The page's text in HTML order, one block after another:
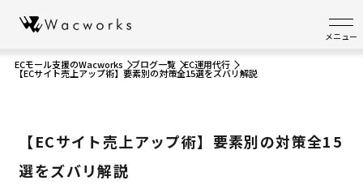
メニュー
ECモール支援のWacworks ブログ一覧 EC運用代行
【ECサイト売上アップ術】要素別の対策全15選をズバリ解説
【ECサイト売上アップ術】要素別の対策全15
選をズバリ解説